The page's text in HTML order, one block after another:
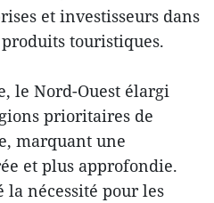
et investisseurs dans
touristiques.
le Nord-Ouest élargi
prioritaires de
marquant une
et plus approfondie.
la nécessité pour les